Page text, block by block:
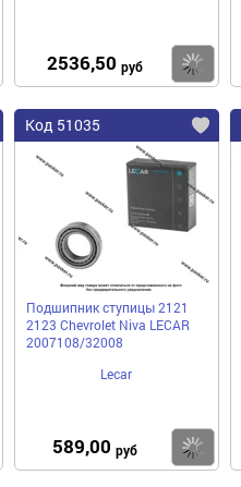
Купить
2536,50 руб
Купить
Код 51035
Подшипник ступицы 2121
2123 Chevrolet Niva LECAR
2007108/32008
Lecar
589,00 руб